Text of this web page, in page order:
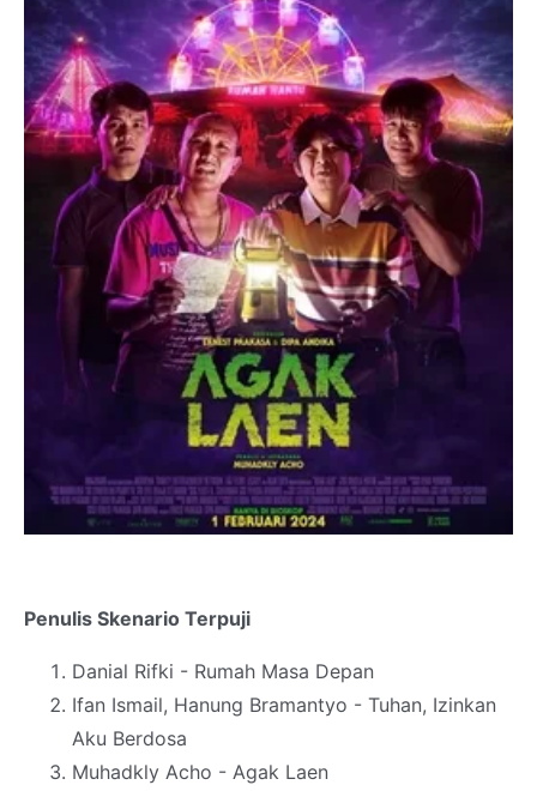
Penulis Skenario Terpuji
Danial Rifki - Rumah Masa Depan
Ifan Ismail, Hanung Bramantyo - Tuhan, Izinkan
Aku Berdosa
Muhadkly Acho - Agak Laen